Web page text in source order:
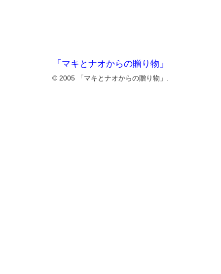
「マキとナオからの贈り物」
© 2005 「マキとナオからの贈り物」.